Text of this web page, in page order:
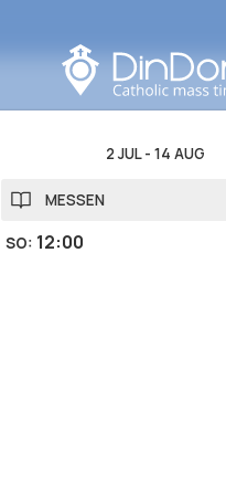
2 JUL- 14 AUG
MESSEN
SO: 12:00